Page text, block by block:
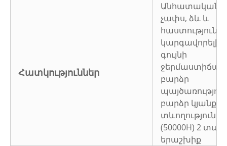
Հատկություններ
չափս, ձև և
հաստություն,
կարգավորելի
գույնի
ջերմաստիճան,
բարձր
բարձր կյանքի
տևողությունը
(50000H) 2
երաշխիք